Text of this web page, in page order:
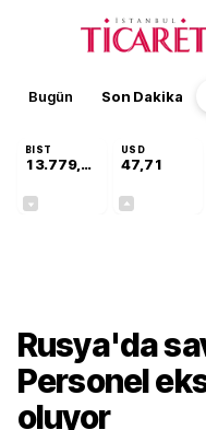
Bugün Son Dakika
BIST
13.779,39
USD
47,71
Rusya'da
Personel
oluyor